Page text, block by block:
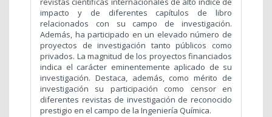
impacto y de diferentes capítulos de libro
relacionados con su campo de investigación.
Además, ha participado en un elevado número de
proyectos de investigación tanto públicos como
privados. La magnitud de los proyectos financiados
indica el carácter eminentemente aplicado de su
investigación. Destaca, además, como mérito de
investigación su participación como censor en
diferentes revistas de investigación de reconocido
prestigio en el campo de la Ingeniería Química.